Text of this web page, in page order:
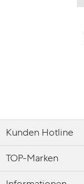
Kunden Hotline
TOP-Marken